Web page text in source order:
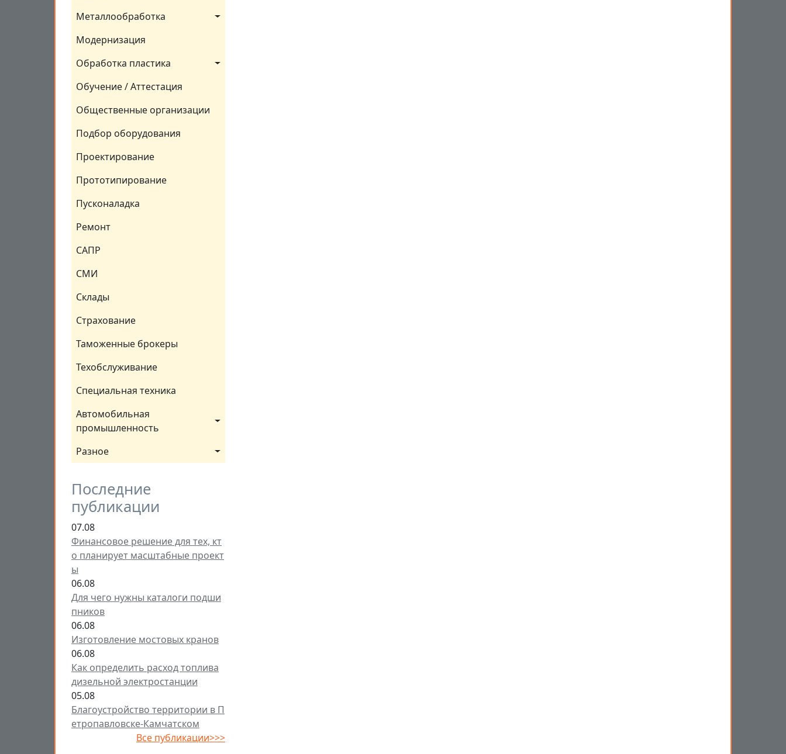
Металлообработка
Модернизация
Обработка пластика
Обучение / Аттестация
Общественные организации
Подбор оборудования
Проектирование
Прототипирование
Пусконаладка
Ремонт
САПР
СМИ
Склады
Страхование
Таможенные брокеры
Техобслуживание
Специальная техника
Автомобильная
промышленность
Разное
Последние
публикации
07.08
Финансовое решение для тех, кт
о планирует масштабные проект
ы
06.08
Для чего нужны каталоги подши
пников
06.08
Изготовление мостовых кранов
06.08
Как определить расход топлива
дизельной электростанции
05.08
Благоустройство территории в П
етропавловске-Камчатском
Все публикации>>>